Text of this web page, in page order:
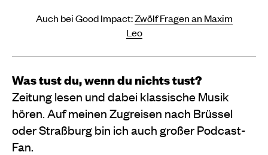
Auch bei Good Impact:Zwölf Fragen an Maxim
Leo
Was tust du, wenn du nichts tust?
Zeitung lesen und dabei klassische Musik
hören. Auf meinen Zugreisen nach Brüssel
oder Straßburg bin ich auch großer Podcast-
Fan.